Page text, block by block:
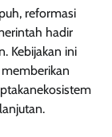
reformasi
hadir
Kebijakan ini